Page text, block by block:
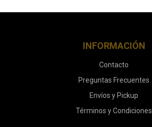
INFORMACIÓN
Contacto
Preguntas Frecuentes
Envíos y Pickup
Términos y Condiciones